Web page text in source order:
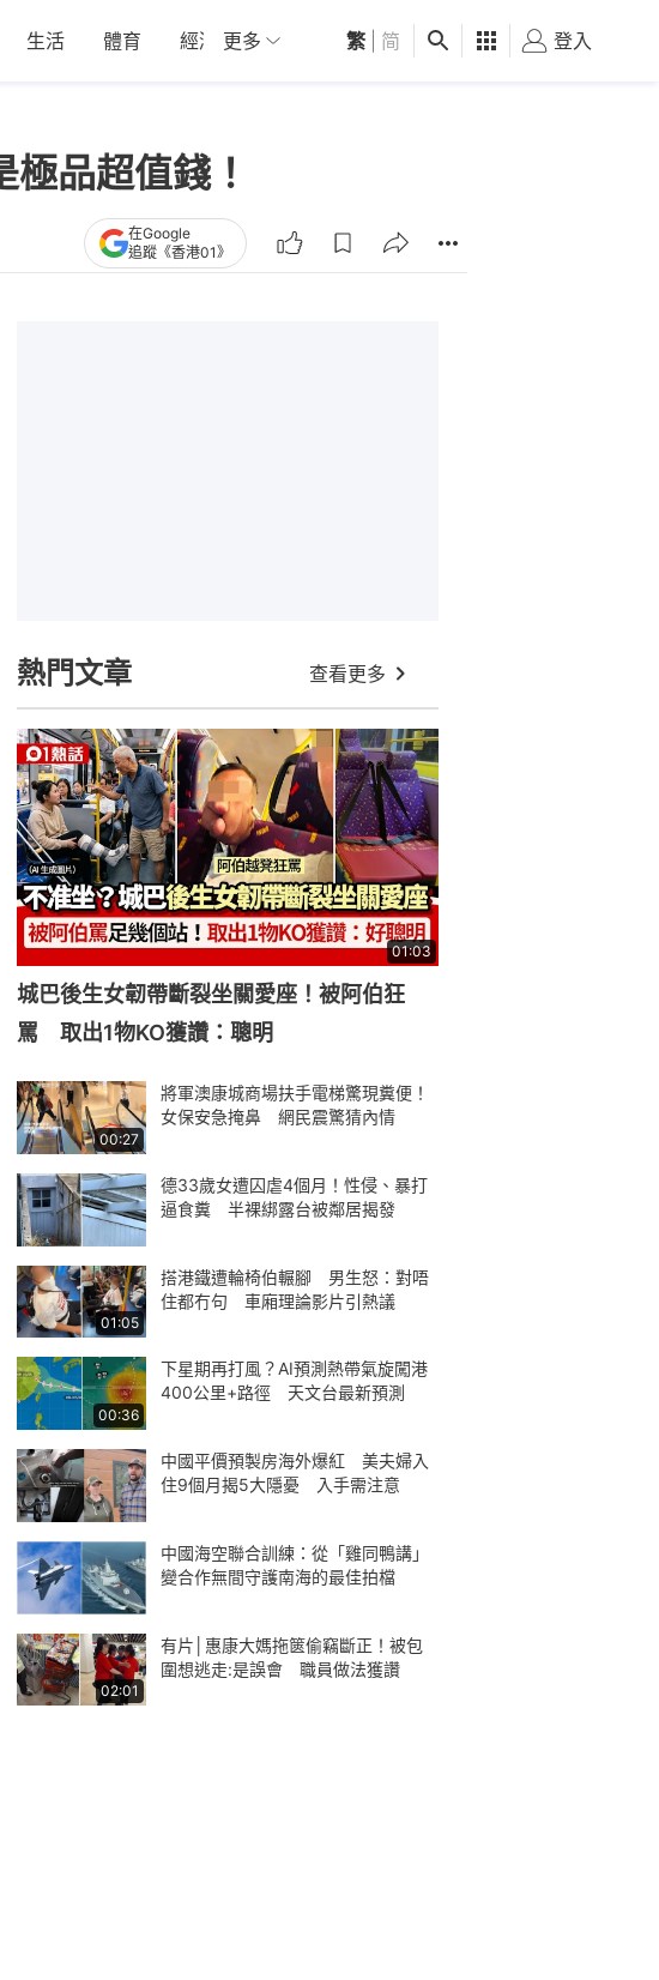
生活 體育 經濟 01深圳 觀點 健康 好食玩飛
更多 繁 简 登入
品超值錢！
在Google
追蹤《香港01》
熱門文章 查看更多
01:03
城巴後生女韌帶斷裂坐關愛座！被阿伯狂
罵 取出1物KO獲讚：聰明
00:27
將軍澳康城商場扶手電梯驚現糞便！
女保安急掩鼻 網民震驚猜內情
德33歲女遭囚虐4個月！性侵、暴打
逼食糞 半裸綁露台被鄰居揭發
01:05
搭港鐵遭輪椅伯輾腳 男生怒：對唔
住都冇句 車廂理論影片引熱議
00:36
下星期再打風？AI預測熱帶氣旋闖港
400公里+路徑 天文台最新預測
中國平價預製房海外爆紅 美夫婦入
住9個月揭5大隱憂 入手需注意
中國海空聯合訓練：從「雞同鴨講」
變合作無間守護南海的最佳拍檔
02:01
有片│惠康大媽拖篋偷竊斷正！被包
圍想逃走:是誤會 職員做法獲讚